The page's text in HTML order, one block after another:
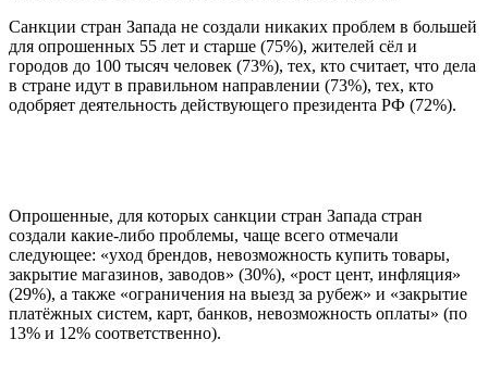
Санкции стран Запада не создали никаких проблем в большей
для опрошенных 55 лет и старше (75%), жителей сёл и
городов до 100 тысяч человек (73%), тех, кто считает, что дела
в стране идут в правильном направлении (73%), тех, кто
одобряет деятельность действующего президента РФ (72%).
Опрошенные, для которых санкции стран Запада стран
создали какие-либо проблемы, чаще всего отмечали
следующее: «уход брендов, невозможность купить товары,
закрытие магазинов, заводов» (30%), «рост цент, инфляция»
(29%), а также «ограничения на выезд за рубеж» и «закрытие
платёжных систем, карт, банков, невозможность оплаты» (по
13% и 12% соответственно).